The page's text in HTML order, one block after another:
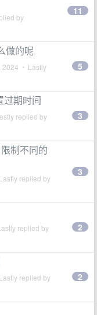
by
11
做的呢
2024 • Lastly
5
过期时间
replied by 3
制不同的
replied by
3
replied by 2
replied by 2